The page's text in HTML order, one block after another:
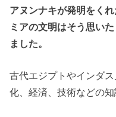
アヌンナキが発明をく
ミアの文明はそう思い
ました。
古代エジプトやインダ
化、経済、技術などの